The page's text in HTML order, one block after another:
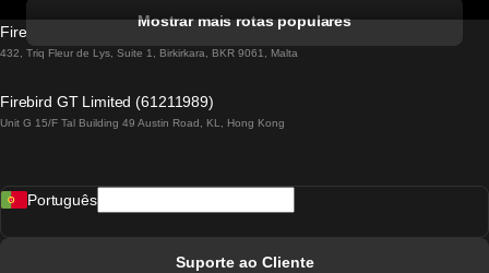
Comboios De Lisboa A Lagos
Comboios De Lisboa A Madrid
Mostrar mais rotas populares
Firebird GT Limited (OC 1451)
432, Triq Fleur de Lys, Suite 1, Birkirkara, BKR 9061, Malta
Firebird GT Limited (61211989)
Unit G 15/F Tal Building 49 Austin Road, KL, Hong Kong
Português
Suporte ao Cliente